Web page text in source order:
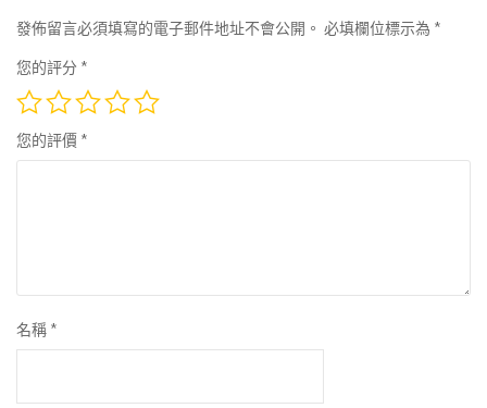
發佈留言必須填寫的電子郵件地址不會公開。 必填欄位標示為 *
您的評分 *
您的評價 *
名稱 *